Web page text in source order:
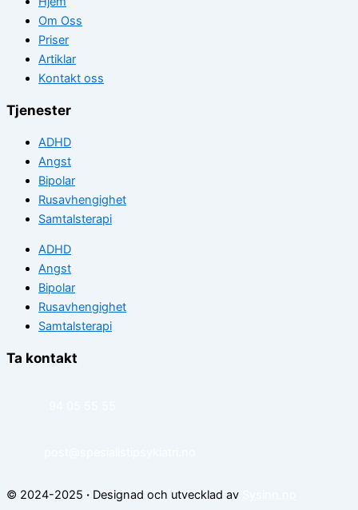
Om Oss
Priser
Artiklar
Kontakt oss
Tjenester
ADHD
Angst
Bipolar
Rusavhengighet
Samtalsterapi
ADHD
Angst
Bipolar
Rusavhengighet
Samtalsterapi
Ta kontakt
© 2024-2025 · Designad och utvecklad av